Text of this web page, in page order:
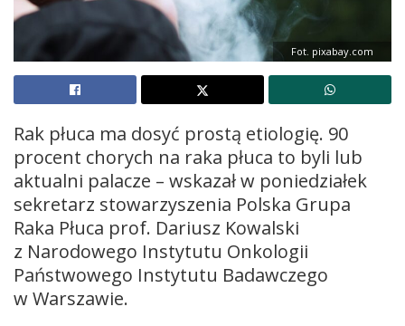
Fot. pixabay.com
Rak płuca ma dosyć prostą etiologię. 90
procent chorych na raka płuca to byli lub
aktualni palacze – wskazał w poniedziałek
sekretarz stowarzyszenia Polska Grupa
Raka Płuca prof. Dariusz Kowalski
z Narodowego Instytutu Onkologii
Państwowego Instytutu Badawczego
w Warszawie.